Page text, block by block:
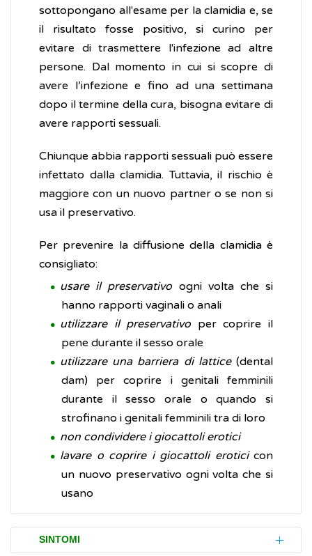
sottopongano all'esame per la clamidia e, se
il risultato fosse positivo, si curino per
evitare di trasmettere l'infezione ad altre
persone. Dal momento in cui si scopre di
avere l’infezione e fino ad una settimana
dopo il termine della cura, bisogna evitare di
avere rapporti sessuali.
Chiunque abbia rapporti sessuali può essere
infettato dalla clamidia. Tuttavia, il rischio è
maggiore con un nuovo partner o se non si
usa il preservativo.
Per prevenire la diffusione della clamidia è
consigliato:
usare il preservativoogni volta che si
hanno rapporti vaginali o anali
utilizzare il preservativoper coprire il
pene durante il sesso orale
utilizzare una barriera di lattice(dental
dam) per coprire i genitali femminili
durante il sesso orale o quando si
strofinano i genitali femminili tra di loro
non condividere i giocattoli erotici
lavare o coprire i giocattoli eroticicon
un nuovo preservativo ogni volta che si
usano
SINTOMI